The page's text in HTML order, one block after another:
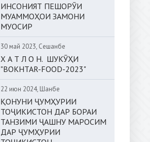
ИНСОНИЯТ ПЕШОРӮИ
МУАММОҲОИ ЗАМОНИ
МУОСИР
30 май 2023, Сешанбе
Х А Т Л О Н. ШУКӮҲИ
"BOKHTAR-FOOD-2023"
22 июн 2024, Шанбе
ҚОНУНИ ҶУМҲУРИИ
ТОҶИКИСТОН ДАР БОРАИ
ТАНЗИМИ ҶАШНУ МАРОСИМ
ДАР ҶУМҲУРИИ